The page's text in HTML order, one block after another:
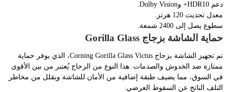
دعم HDR10+ وDolby Vision.
معدل تحديث 120 هرتز.
سطوع يصل إلى 2400 شمعة.
حماية الشاشة بزجاج Gorilla Glass
تم تجهيز الشاشة بزجاج Corning Gorilla Glass Victus، الذي يوفر حماية
ممتازة ضد الخدوش والصدمات. هذا النوع من الزجاج يُعتبر من بين الأقوى
في السوق، مما يضيف طبقة إضافية من الأمان للشاشة ويقلل من مخاطر
التلف الناتج عن السقوط العرضي.